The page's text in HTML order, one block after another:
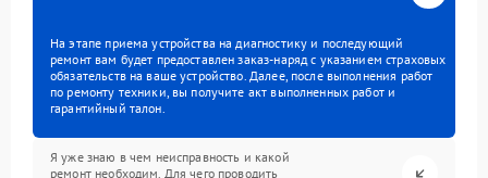
На этапе приема устройства на диагностику и последующий
ремонт вам будет предоставлен заказ-наряд с указанием страховых
обязательств на ваше устройство. Далее, после выполнения работ
по ремонту техники, вы получите акт выполненных работ и
гарантийный талон.
Я уже знаю в чем неисправность и какой
ремонт необходим. Для чего проводить